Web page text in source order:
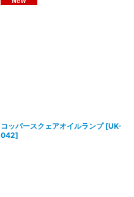
コッパースクェアオイルランプ [UK-
042]